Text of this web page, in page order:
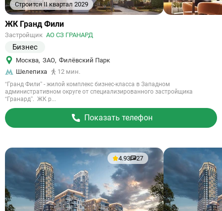
Строится II квартал 2029
Ссылка
объект
ЖК Гранд Фили
Застройщик АО СЗ ГРАНАРД
Бизнес
Москва, ЗАО, Филёвский Парк
Шелепиха
12 мин.
“Гранд Фили” - жилой комплекс бизнес-класса в Западном
административном округе от специализированного застройщика
“Гранард”. ЖК р...
Показать телефон
4.93 27